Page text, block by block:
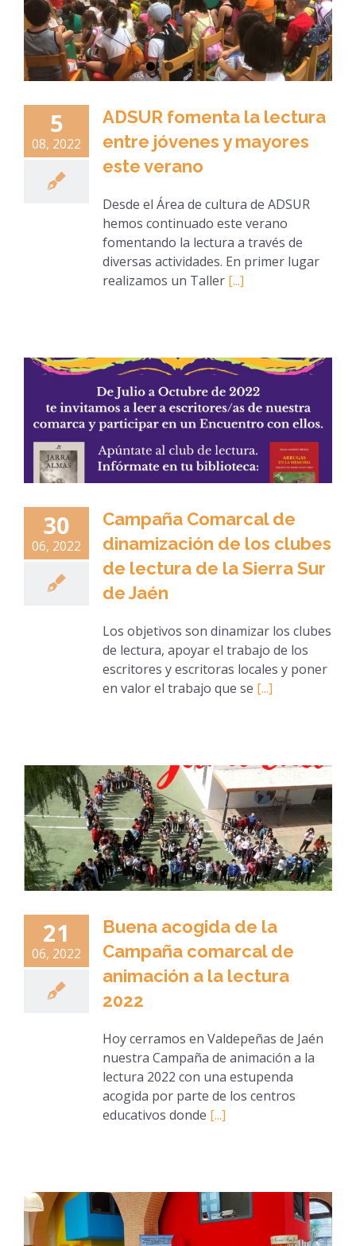
5
08, 2022
ADSUR fomenta la lectura
entre jóvenes y mayores
este verano
Desde el Área de cultura de ADSUR
hemos continuado este verano
fomentando la lectura a través de
diversas actividades. En primer lugar
realizamos un Taller [...]
30
06, 2022
Campaña Comarcal de
dinamización de los clubes
de lectura de la Sierra Sur
de Jaén
Los objetivos son dinamizar los clubes
de lectura, apoyar el trabajo de los
escritores y escritoras locales y poner
en valor el trabajo que se [...]
21
06, 2022
Buena acogida de la
Campaña comarcal de
animación a la lectura
2022
Hoy cerramos en Valdepeñas de Jaén
nuestra Campaña de animación a la
lectura 2022 con una estupenda
acogida por parte de los centros
educativos donde [...]